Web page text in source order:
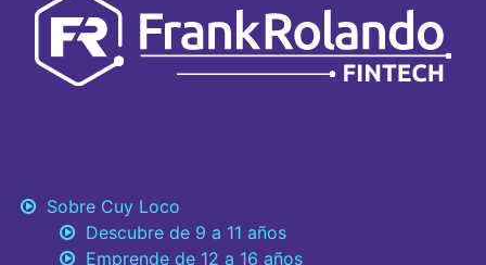
Sobre Cuy Loco
Descubre de 9 a 11 años
Emprende de 12 a 16 años